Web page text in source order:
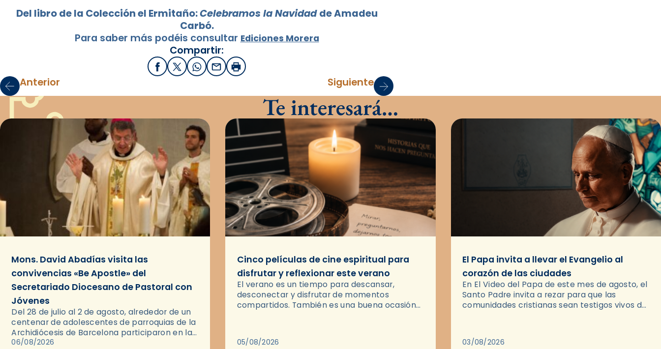
Del libro de la Colección el Ermitaño:Celebramos la Navidadde Amadeu
Carbó.
Para saber más podéis consultar Ediciones Morera
Compartir:
FacebookX / Twitter
WhatsApp
EmailImprimir
Anterior Siguiente
Te interesará…
Mons. David Abadías visita las
convivencias «Be Apostle» del
Secretariado Diocesano de Pastoral con
Jóvenes
Del 28 de julio al 2 de agosto, alrededor de un
centenar de adolescentes de parroquias de la
Archidiócesis de Barcelona participaron en las
convivencias Be Apostle, organizadas por el
06/08/2026
Cinco películas de cine espiritual para
disfrutar y reflexionar este verano
El verano es un tiempo para descansar,
desconectar y disfrutar de momentos
compartidos. También es una buena ocasión
05/08/2026
El Papa invita a llevar el Evangelio al
corazón de las ciudades
En El Video del Papa de este mes de agosto, el
Santo Padre invita a rezar para que las
comunidades cristianas sean testigos vivos del
03/08/2026